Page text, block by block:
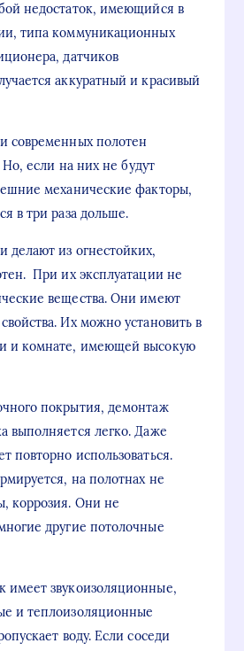
недостаток, имеющийся в
типа коммуникационных
датчиков
аккуратный и красивый
современных полотен
Но, если на них не будут
механические факторы,
в три раза дольше.
делают из огнестойких,
При их эксплуатации не
вещества. Они имеют
Их можно установить в
и комнате, имеющей высокую
покрытия, демонтаж
выполняется легко. Даже
повторно использоваться.
на полотнах не
коррозия. Они не
другие потолочные
имеет звукоизоляционные,
и теплоизоляционные
воду. Если соседи